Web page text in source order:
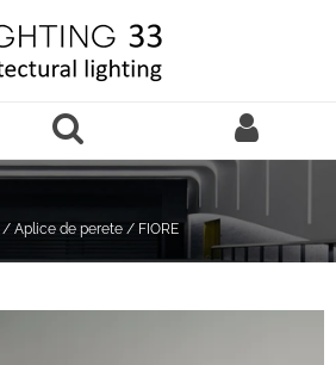
/ Aplice de perete / FIORE